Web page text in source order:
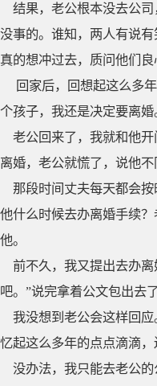
结果，老公根本没去公
没事的。谁知，两人有说
真的想冲过去，质问他们
回家后，回想起这么多
个孩子，我还是决定要离婚
老公回来了，我就和他
离婚，老公就慌了，说他
那段时间丈夫每天都会
他什么时候去办离婚手续
他。
前不久，我又提出去办
吧。”说完拿着公文包出去
我没想到老公会这样回
忆起这么多年的点点滴滴
没办法，我只能去老公